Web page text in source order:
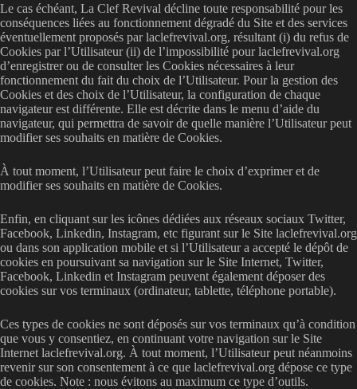
Le cas échéant, La Clef Revival décline toute responsabilité pour les
conséquences liées au fonctionnement dégradé du Site et des services
éventuellement proposés par laclefrevival.org, résultant (i) du refus de
Cookies par l’Utilisateur (ii) de l’impossibilité pour laclefrevival.org
d’enregistrer ou de consulter les Cookies nécessaires à leur
fonctionnement du fait du choix de l’Utilisateur. Pour la gestion des
Cookies et des choix de l’Utilisateur, la configuration de chaque
navigateur est différente. Elle est décrite dans le menu d’aide du
navigateur, qui permettra de savoir de quelle manière l’Utilisateur peut
modifier ses souhaits en matière de Cookies.
À tout moment, l’Utilisateur peut faire le choix d’exprimer et de
modifier ses souhaits en matière de Cookies.
Enfin, en cliquant sur les icônes dédiées aux réseaux sociaux Twitter,
Facebook, Linkedin, Instagram, etc figurant sur le Site laclefrevival.org
ou dans son application mobile et si l’Utilisateur a accepté le dépôt de
cookies en poursuivant sa navigation sur le Site Internet, Twitter,
Facebook, Linkedin et Instagram peuvent également déposer des
cookies sur vos terminaux (ordinateur, tablette, téléphone portable).
Ces types de cookies ne sont déposés sur vos terminaux qu’à condition
que vous y consentiez, en continuant votre navigation sur le Site
Internet laclefrevival.org. À tout moment, l’Utilisateur peut néanmoins
revenir sur son consentement à ce que laclefrevival.org dépose ce type
de cookies. Note : nous évitons au maximum ce type d’outils.